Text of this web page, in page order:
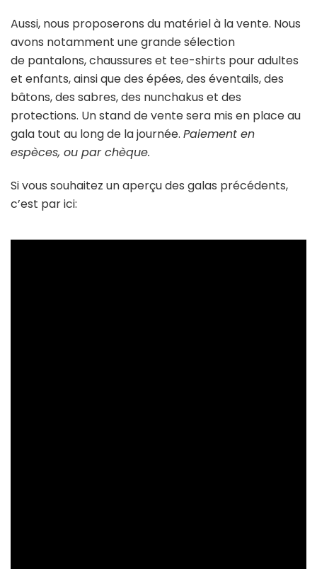
Aussi, nous proposerons du matériel à la vente. Nous
avons notamment une grande sélection
de pantalons, chaussures et tee-shirts pour adultes
et enfants, ainsi que des épées, des éventails, des
bâtons, des sabres, des nunchakus et des
protections. Un stand de vente sera mis en place au
gala tout au long de la journée. Paiement en
espèces, ou par chèque.
Si vous souhaitez un aperçu des galas précédents,
c’est par ici: